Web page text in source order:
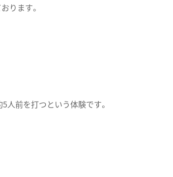
ります。
人前を打つという体験です。